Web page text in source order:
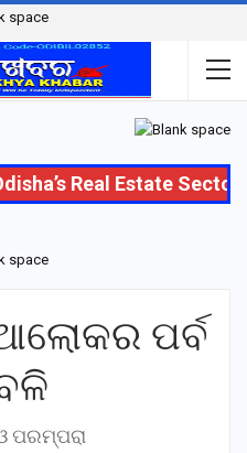
Real Estate Sector
ପର୍ବ
ପରମ୍ପରା